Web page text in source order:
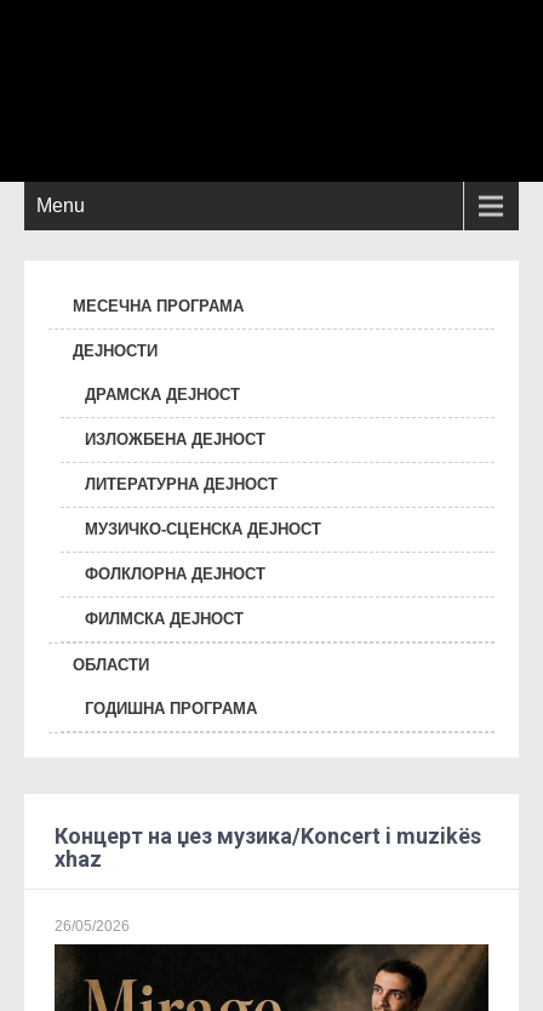
Menu
МЕСЕЧНА ПРОГРАМА
ДЕЈНОСТИ
ДРАМСКА ДЕЈНОСТ
ИЗЛОЖБЕНА ДЕЈНОСТ
ЛИТЕРАТУРНА ДЕЈНОСТ
МУЗИЧКО-СЦЕНСКА ДЕЈНОСТ
ФОЛКЛОРНА ДЕЈНОСТ
ФИЛМСКА ДЕЈНОСТ
ОБЛАСТИ
ГОДИШНА ПРОГРАМА
Концерт на џез музика/Koncert i muzikës
xhaz
26/05/2026